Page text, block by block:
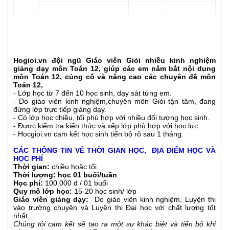
Hogioi.vn đội ngũ Giáo viên Giỏi nhiều kinh nghiệm
giảng dạy môn Toán 12, giúp các em nắm bắt nội dung
môn Toán 12, củng cố và nâng cao các chuyên đề môn
Toán 12,
- Lớp học từ 7 đến 10 học sinh, dạy sát từng em.
- Do giáo viên kinh nghiệm,chuyên môn Giỏi tận tâm, đang
đứng lớp trực tiếp giảng dạy.
- Có lớp học chiều, tối phù hợp với nhiều đối tượng học sinh.
- Được kiểm tra kiến thức và xếp lớp phù hợp với học lực.
- Hocgioi.vn cam kết học sinh tiến bộ rõ sau 1 tháng.
CÁC THÔNG TIN VỀ THỜI GIAN HỌC, ĐỊA ĐIỂM HỌC VÀ
HỌC PHÍ
Thời gian: chiều hoặc tối
Thời lượng: học 01 buổi/tuần
Học phí: 100.000 đ / 01 buổi
Quy mô lớp học: 15-20 học sinh/ lớp
Giáo viên giảng dạy: Do giáo viên kinh nghiệm, Luyện thi
vào trường chuyên và Luyện thi Đại học với chất lượng tốt
nhất.
Chúng tôi cam kết sẽ tạo ra một sự khác biệt và tiến bộ khi